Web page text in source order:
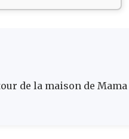
de la maison de Mama